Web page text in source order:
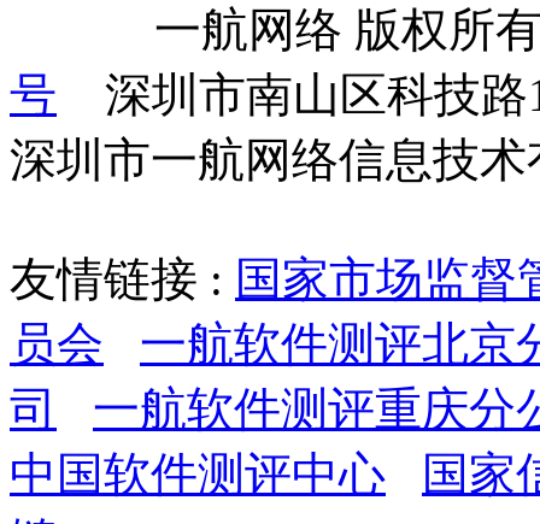
一航网络 版
号
深圳市南山区科技
深圳市一航网络信息技
友情链接 : 国家市场监督
员会
一航软件测评北京
司
一航软件测评重庆分
中国软件测评中心
国家